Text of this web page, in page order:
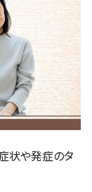
状や発症のタ